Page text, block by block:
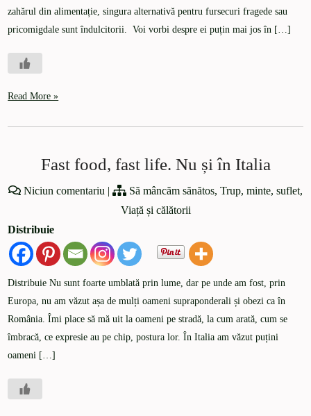
zahărul din alimentație, singura alternativă pentru fursecuri fragede sau
pricomigdale sunt îndulcitorii. Voi vorbi despre ei puțin mai jos în […]
Read More »
Fast food, fast life. Nu și în Italia
Niciun comentariu | Să mâncăm sănătos, Trup, minte, suflet,
Viață și călătorii
Distribuie
Distribuie Nu sunt foarte umblată prin lume, dar pe unde am fost, prin
Europa, nu am văzut așa de mulți oameni supraponderali și obezi ca în
România. Îmi place să mă uit la oameni pe stradă, la cum arată, cum se
îmbracă, ce expresie au pe chip, postura lor. În Italia am văzut puțini
oameni […]